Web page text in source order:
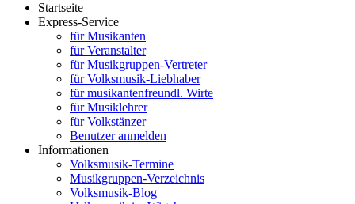
Startseite
Express-Service
für Musikanten
für Veranstalter
für Musikgruppen-Vertreter
für Volksmusik-Liebhaber
für musikantenfreundl. Wirte
für Musiklehrer
für Volkstänzer
Benutzer anmelden
Informationen
Volksmusik-Termine
Musikgruppen-Verzeichnis
Volksmusik-Blog